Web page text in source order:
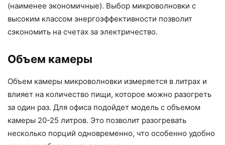
(наименее экономичные). Выбор микроволновки с
высоким классом энергоэффективности позволит
сэкономить на счетах за электричество.
Объем камеры
Объем камеры микроволновки измеряется в литрах и
влияет на количество пищи, которое можно разогреть
за один раз. Для офиса подойдет модель с объемом
камеры 20-25 литров. Это позволит разогревать
несколько порций одновременно, что особенно удобно